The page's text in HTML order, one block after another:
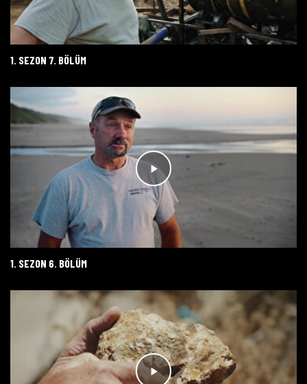
1. SEZON 7. BÖLÜM
1. SEZON 6. BÖLÜM